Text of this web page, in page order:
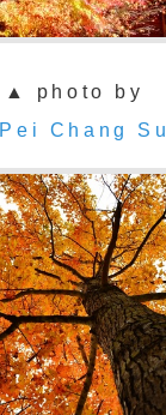
▲ photo by
Pei Chang Su